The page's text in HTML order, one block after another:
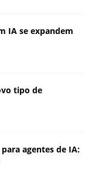
IA se expandem
tipo de
agentes de IA: